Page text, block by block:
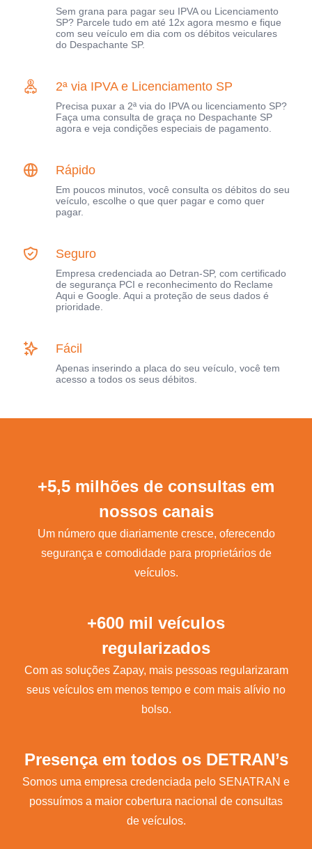
Sem grana para pagar seu IPVA ou Licenciamento
SP? Parcele tudo em até 12x agora mesmo e fique
com seu veículo em dia com os débitos veiculares
do Despachante SP.
2ª via IPVA e Licenciamento SP
Precisa puxar a 2ª via do IPVA ou licenciamento SP?
Faça uma consulta de graça no Despachante SP
agora e veja condições especiais de pagamento.
Rápido
Em poucos minutos, você consulta os débitos do seu
veículo, escolhe o que quer pagar e como quer
pagar.
Seguro
Empresa credenciada ao Detran-SP, com certificado
de segurança PCI e reconhecimento do Reclame
Aqui e Google. Aqui a proteção de seus dados é
prioridade.
Fácil
Apenas inserindo a placa do seu veículo, você tem
acesso a todos os seus débitos.
+5,5 milhões de consultas em
nossos canais
Um número que diariamente cresce, oferecendo
segurança e comodidade para proprietários de
veículos.
+600 mil veículos
regularizados
Com as soluções Zapay, mais pessoas regularizaram
seus veículos em menos tempo e com mais alívio no
bolso.
Presença em todos os DETRAN’s
Somos uma empresa credenciada pelo SENATRAN e
possuímos a maior cobertura nacional de consultas
de veículos.